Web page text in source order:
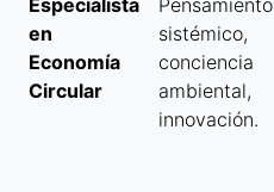
Especialista
en
Economía
Circular
Pensamiento
sistémico,
conciencia
ambiental,
innovación.